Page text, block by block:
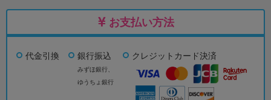
お支払い方法
代金引換 銀行振込
みずほ銀行、
ゆうちょ銀行
クレジットカード決済